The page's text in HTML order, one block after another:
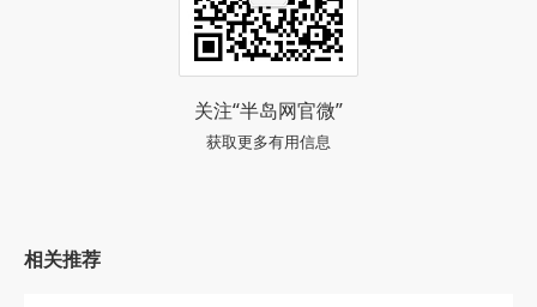
关注“半岛网官微”
获取更多有用信息
相关推荐